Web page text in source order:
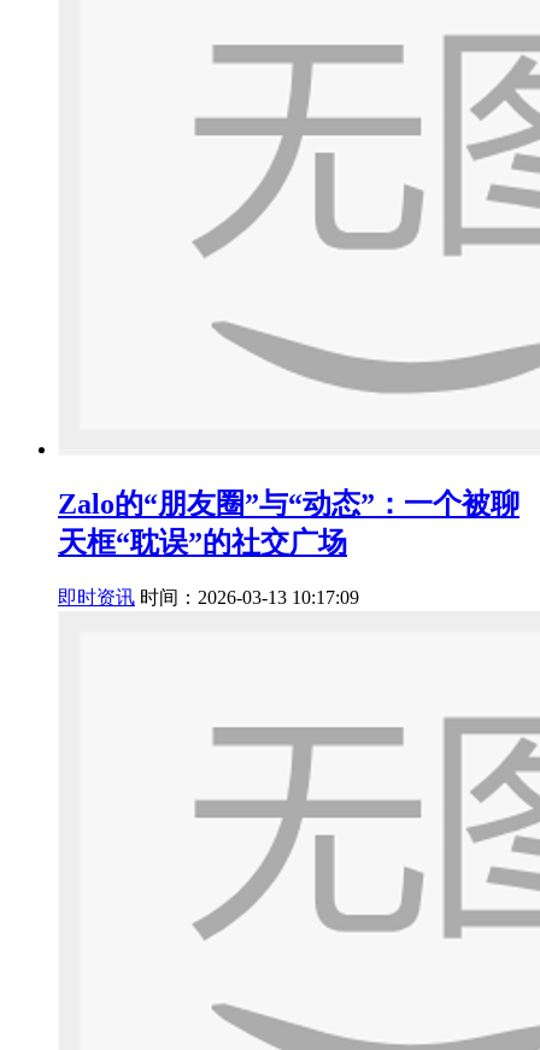
Zalo的“朋友圈”与“动态”：一个被聊
天框“耽误”的社交广场
即时资讯 时间：2026-03-13 10:17:09